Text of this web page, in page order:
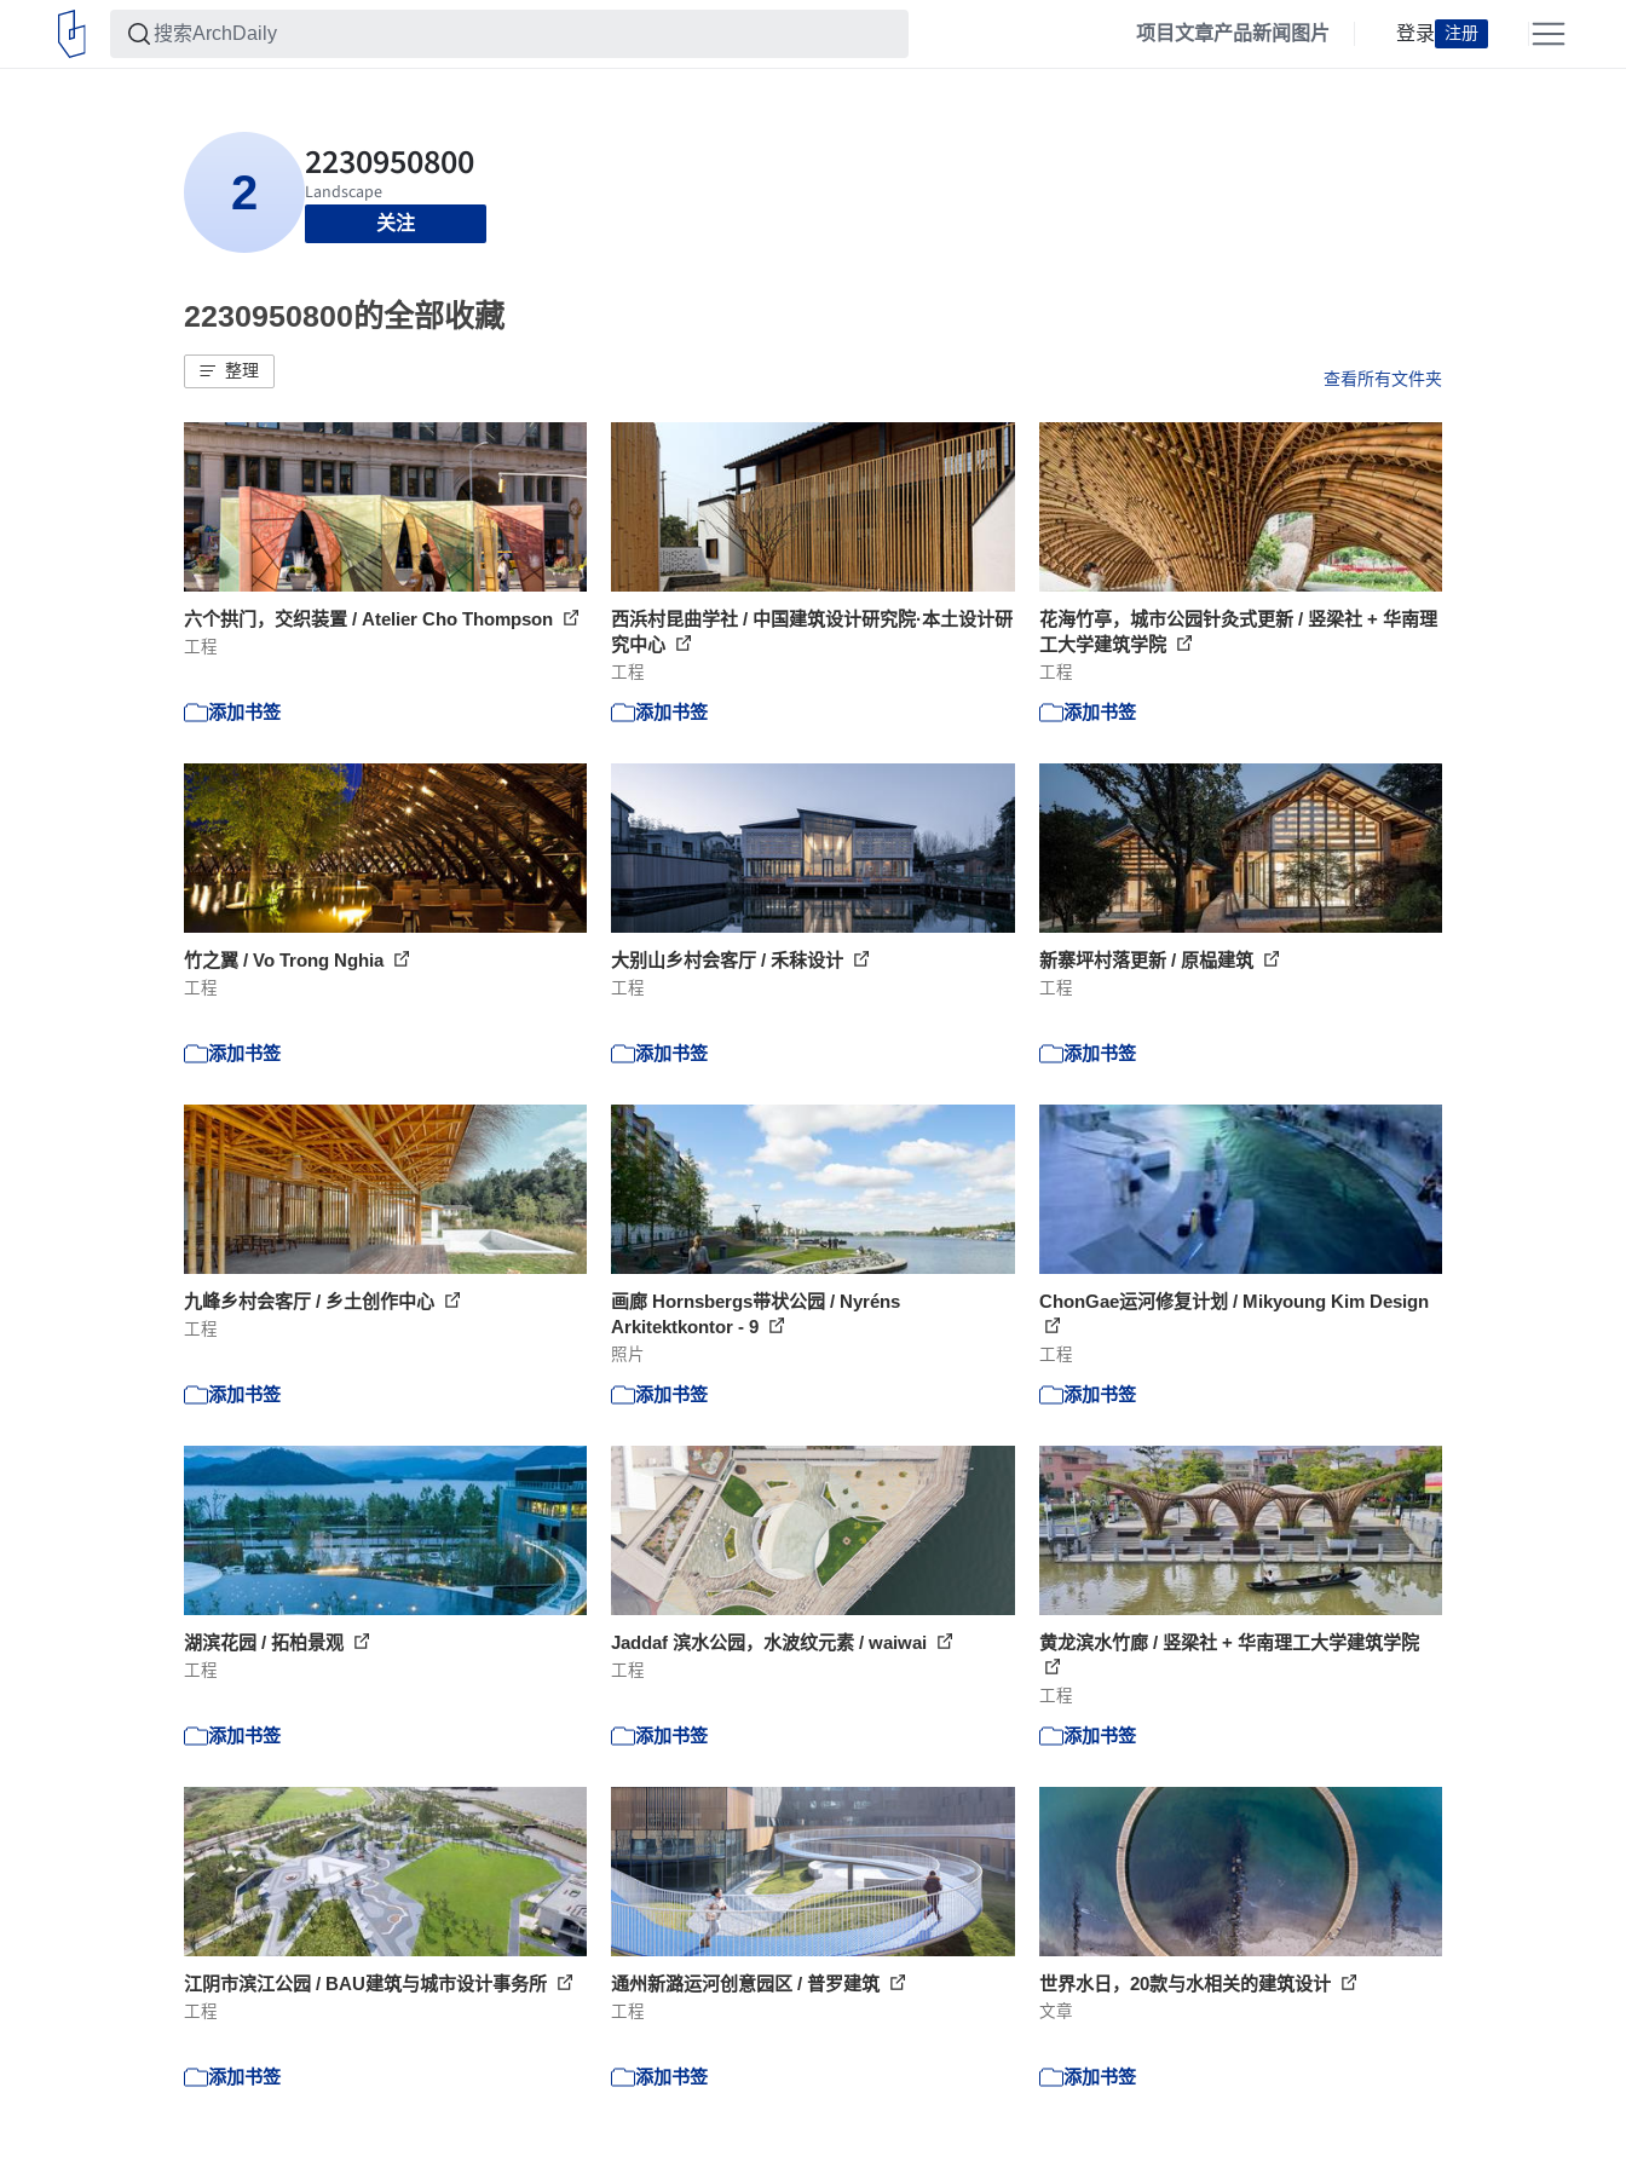
项目文章产品新闻 图片 登录 注册
关注
2230950800的全部收藏
整理 查看所有文件夹
六个拱门，交织装置 / Atelier Cho Thompson
工程
添加书签
西浜村昆曲学社 / 中国建筑设计研究院·本土设计研
究中心
工程
添加书签
花海竹亭，城市公园针灸式更新 / 竖梁社 + 华南理
工大学建筑学院
工程
添加书签
竹之翼 / Vo Trong Nghia
工程
添加书签
大别山乡村会客厅 / 禾秣设计
工程
添加书签
新寨坪村落更新 / 原榀建筑
工程
添加书签
九峰乡村会客厅 / 乡土创作中心
工程
添加书签
画廊 Hornsbergs带状公园 / Nyréns
Arkitektkontor - 9
照片
添加书签
ChonGae运河修复计划 / Mikyoung Kim Design
工程
添加书签
湖滨花园 / 拓柏景观
工程
添加书签
Jaddaf 滨水公园，水波纹元素 / waiwai
工程
添加书签
黄龙滨水竹廊 / 竖梁社 + 华南理工大学建筑学院
工程
添加书签
江阴市滨江公园 / BAU建筑与城市设计事务所
工程
添加书签
通州新潞运河创意园区 / 普罗建筑
工程
添加书签
世界水日，20款与水相关的建筑设计
文章
添加书签